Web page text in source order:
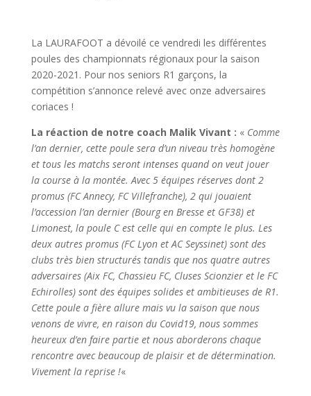
La LAURAFOOT a dévoilé ce vendredi les différentes
poules des championnats régionaux pour la saison
2020-2021. Pour nos seniors R1 garçons, la
compétition s’annonce relevé avec onze adversaires
coriaces !
La réaction de notre coach Malik Vivant : « Comme
l’an dernier, cette poule sera d’un niveau très homogène
et tous les matchs seront intenses quand on veut jouer
la course à la montée. Avec 5 équipes réserves dont 2
promus (FC Annecy, FC Villefranche), 2 qui jouaient
l’accession l’an dernier (Bourg en Bresse et GF38) et
Limonest, la poule C est celle qui en compte le plus. Les
deux autres promus (FC Lyon et AC Seyssinet) sont des
clubs très bien structurés tandis que nos quatre autres
adversaires (Aix FC, Chassieu FC, Cluses Scionzier et le FC
Echirolles) sont des équipes solides et ambitieuses de R1.
Cette poule a fière allure mais vu la saison que nous
venons de vivre, en raison du Covid19, nous sommes
heureux d’en faire partie et nous aborderons chaque
rencontre avec beaucoup de plaisir et de détermination.
Vivement la reprise !«